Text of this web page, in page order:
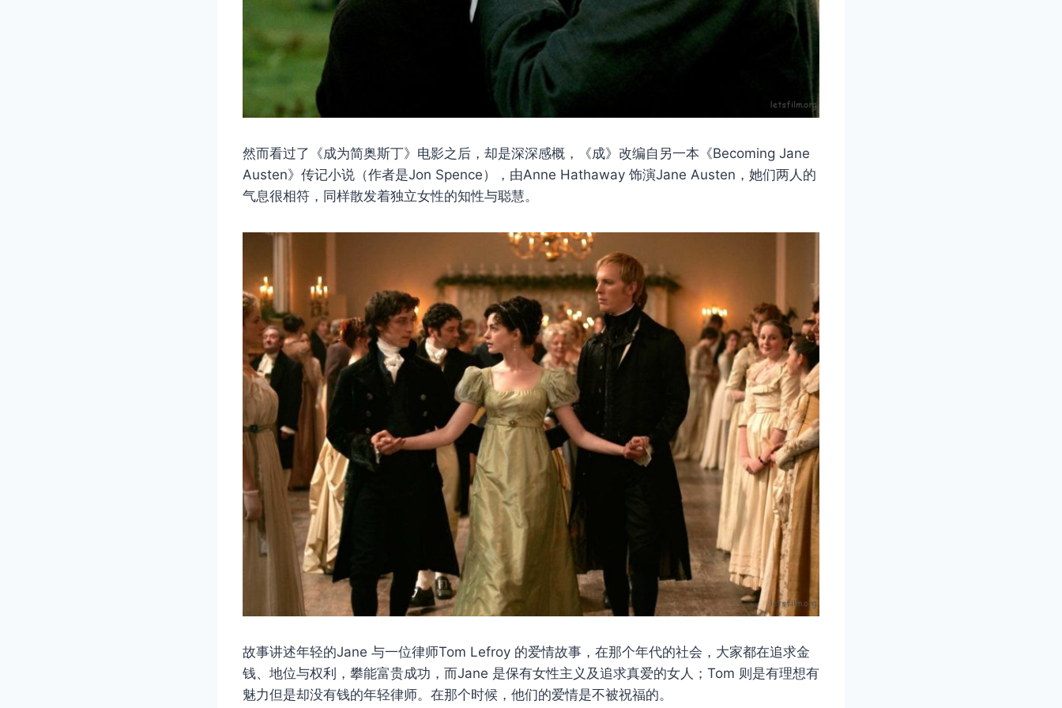
然而看过了《成为简​​奥斯丁》电影之后，却是深深感概，《成》改编自另一本《Becoming Jane
Austen》传记小说（作者是Jon Spence），由Anne Hathaway 饰演Jane Austen，她们两人的
气息很相符，同样散发着独立女性的知性与聪慧。
故事讲述年轻的Jane 与一位律师Tom Lefroy 的爱情故事，在那个年代的社会，大家都在追求金
钱、地位与权利，攀能富贵成功，而Jane 是保有女性主义及追求真爱的女人；Tom 则是有理想有
魅力但是却没有钱的年轻律师。在那个时候，他们的爱情是不被祝福的。